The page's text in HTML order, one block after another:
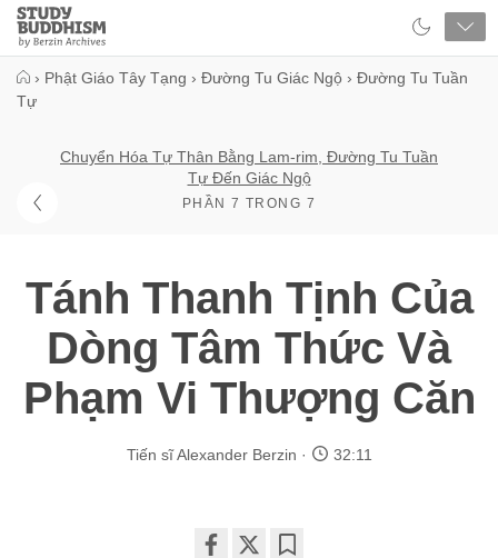
Close
Study
Buddhism
› Phật Giáo Tây Tạng › Đường Tu Giác Ngộ › Đường Tu Tuần
Tự
Chuyển Hóa Tự Thân Bằng Lam-rim, Đường Tu Tuần
Tự Đến Giác Ngộ
PHẦN 7 TRONG 7
Tánh Thanh Tịnh Của
Dòng Tâm Thức Và
Phạm Vi Thượng Căn
Tiến sĩ Alexander Berzin 32:11